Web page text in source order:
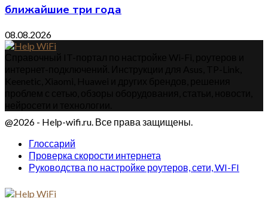
ближайшие три года
08.08.2026
@2026 - Help-wifi.ru. Все права защищены.
Глоссарий
Проверка скорости интернета
Руководства по настройке роутеров, сети, WI-FI